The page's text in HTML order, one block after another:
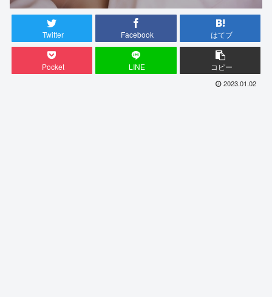
Twitter Facebook はてブ
Pocket LINE コピー
2023.01.02